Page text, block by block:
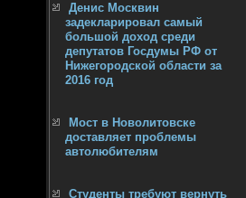
Денис Москвин
задекларировал самый
большой доход среди
депутатов Госдумы РФ от
Нижегородской области за
2016 год
Мост в Новолитовске
доставляет проблемы
автолюбителям
Студенты требуют вернуть